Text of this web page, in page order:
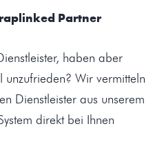
Partner
haben aber
Wir vermitteln
Dienstleister aus unserem
direkt bei Ihnen